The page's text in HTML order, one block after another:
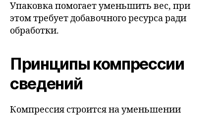
Упаковка помогает уменьшить вес, при
этом требует добавочного ресурса ради
обработки.
Принципы компрессии
сведений
Компрессия строится на уменьшении